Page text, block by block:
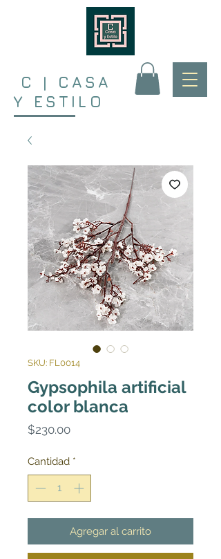
C | CASA
Y ESTILO
SKU: FL0014
Gypsophila artificial
color blanca
$230.00Precio
Cantidad *
Agregar al carrito